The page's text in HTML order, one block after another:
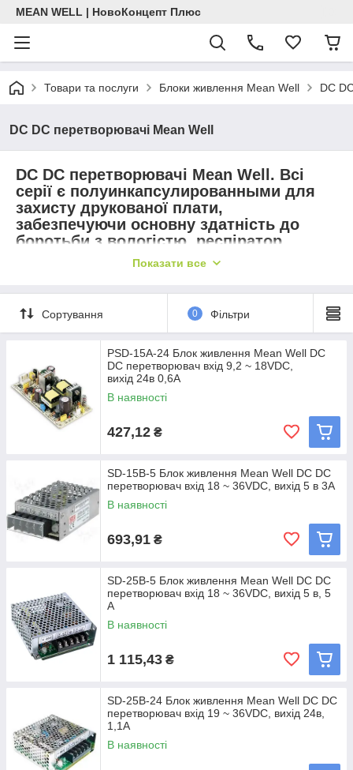
MEAN WELL | НовоКонцепт Плюс
Товари та послуги Блоки живлення Mean Well DC
DC DC перетворювачі Mean Well
DC DC перетворювачі Mean Well. Всі
серії є полуинкапсулированными для
захисту друкованої плати,
забезпечуючи основну здатність до
боротьби з вологістю, респіратор,
антивібраційною і теплової дисипацією.
якого-небудь устаткування з
примусовим повітряним охолодженням,
але все ж здатні працювати при
середовища від -40 до + 70 ℃ ( в
залежності від моделі). Оснащені
вбудованою схемою обмеження струму
і захистом від перевантаження,
короткого замикання, вихідної напруги і
зворотної полярності входу.
Каталог Mean well | DC DC
перетворювачі Mean Well
Показати все
Сортування 0 Фільтри
PSD-15A-24 Блок живлення Mean Well DC
DC перетворювач вхід 9,2 ~ 18VDC,
вихід 24в 0,6A
В наявності
427,12 ₴
SD-15B-5 Блок живлення Mean Well DC DC
перетворювач вхід 18 ~ 36VDC, вихід 5 в 3A
В наявності
693,91 ₴
SD-25B-5 Блок живлення Mean Well DC DC
перетворювач вхід 18 ~ 36VDC, вихід 5 в, 5
A
В наявності
1 115,43 ₴
SD-25B-24 Блок живлення Mean Well DC DC
перетворювач вхід 19 ~ 36VDC, вихід 24в,
1,1A
В наявності